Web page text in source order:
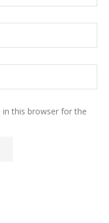
in this browser for the